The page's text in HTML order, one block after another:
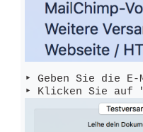
‣ Geben Sie die